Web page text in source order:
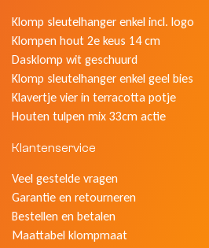
Klomp sleutelhanger enkel incl. logo
Klompen hout 2e keus 14 cm
Dasklomp wit geschuurd
Klomp sleutelhanger enkel geel bies
Klavertje vier in terracotta potje
Houten tulpen mix 33cm actie
Klantenservice
Veel gestelde vragen
Garantie en retourneren
Bestellen en betalen
Maattabel klompmaat